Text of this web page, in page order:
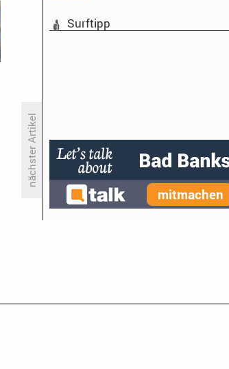
nächster Artikel
Surftipp